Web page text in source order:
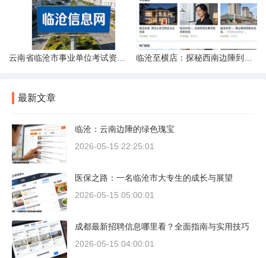
最新文章
临沧：云南边陲的绿色瑰宝
2026-05-15 22:25:01
医保之路：一名临沧市大专生的成长与展望
2026-05-15 05:00:01
成都最新招聘信息哪里看？全面指南与实用技巧
2026-05-15 04:00:01